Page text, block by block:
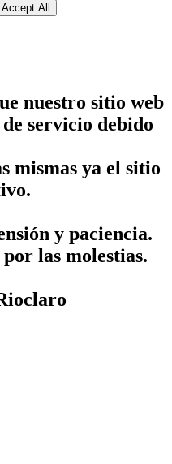
Accept All
nuestro sitio web
servicio debido
mismas ya el sitio
y paciencia.
las molestias.